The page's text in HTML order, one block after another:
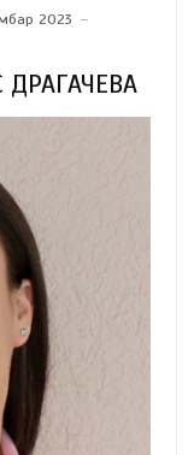
2023